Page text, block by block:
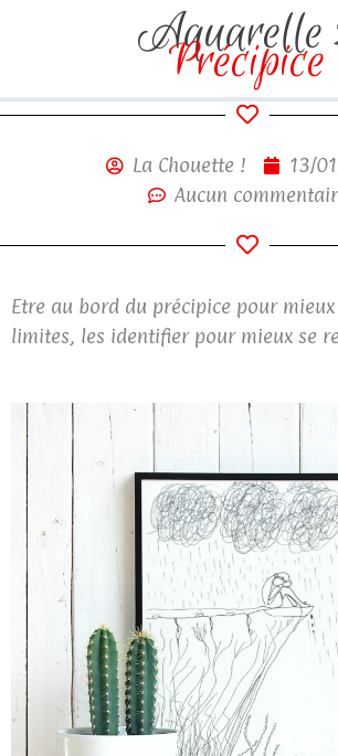
Aquarelle
Précipice
La Chouette !
13/
Aucun
Etre au bord du précipice pour
limites, les identifier pour mieux se